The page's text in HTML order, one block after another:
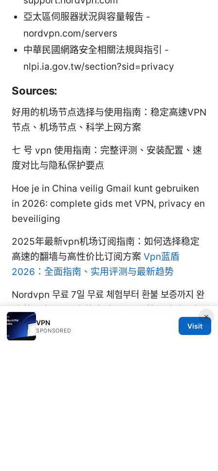
亞太區伺服器狀況與容量報告 -
nordvpn.com/servers
中華民國網路安全相關法規與指引 -
nlpi.ia.gov.tw/section?sid=privacy
Sources:
好用的机场节点选择与使用指南：稳定高速VPN
节点、机场节点、科学上网方案
七 号 vpn 使用指南：完整评测、安装配置、速
度对比与隐私保护要点
Hoe je in China veilig Gmail kunt gebruiken
in 2026: complete gids met VPN, privacy en
beveiliging
2025年最新vpn机场订阅指南：如何选择稳定
高速的翻墙与高性价比订阅方案 Vpn蓝盾
2026：全面指南、实用评测与最新趋势
Nordvpn 무료 7일 무료 체험부터 환불 보증까지 완
벽 활용법 2026년 최신 정보: VPN 활용 가이드와
비교 분석
×
VPN
SPONSORED
Visit